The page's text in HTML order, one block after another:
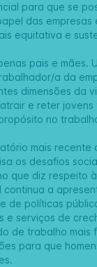
para que se
das empresas
equitativa e
pais e mães.
a da
dimensões da
e reter
no
mais recente
os desafios
que diz respeito
continua a
de políticas
serviços de
de trabalho
para que